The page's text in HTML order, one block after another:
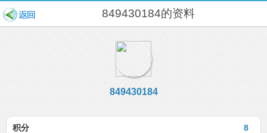
849430184的资料
849430184
8
积分